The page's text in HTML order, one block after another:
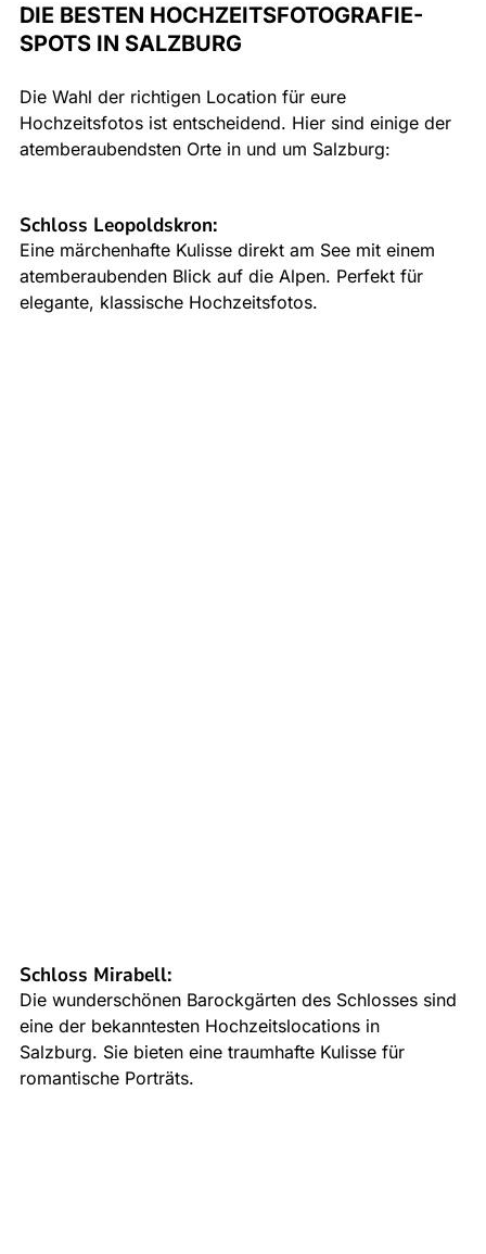
DIE BESTEN HOCHZEITSFOTOGRAFIE-
SPOTS IN SALZBURG
Die Wahl der richtigen Location für eure
Hochzeitsfotos ist entscheidend. Hier sind einige der
atemberaubendsten Orte in und um Salzburg:
Schloss Leopoldskron:
Eine märchenhafte Kulisse direkt am See mit einem
atemberaubenden Blick auf die Alpen. Perfekt für
elegante, klassische Hochzeitsfotos.
Schloss Mirabell:
Die wunderschönen Barockgärten des Schlosses sind
eine der bekanntesten Hochzeitslocations in
Salzburg. Sie bieten eine traumhafte Kulisse für
romantische Porträts.